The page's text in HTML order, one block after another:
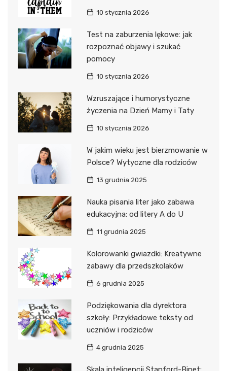
10 stycznia 2026
Test na zaburzenia lękowe: jak
rozpoznać objawy i szukać
pomocy
10 stycznia 2026
Wzruszające i humorystyczne
życzenia na Dzień Mamy i Taty
10 stycznia 2026
W jakim wieku jest bierzmowanie w
Polsce? Wytyczne dla rodziców
13 grudnia 2025
Nauka pisania liter jako zabawa
edukacyjna: od litery A do U
11 grudnia 2025
Kolorowanki gwiazdki: Kreatywne
zabawy dla przedszkolaków
6 grudnia 2025
Podziękowania dla dyrektora
szkoły: Przykładowe teksty od
uczniów i rodziców
4 grudnia 2025